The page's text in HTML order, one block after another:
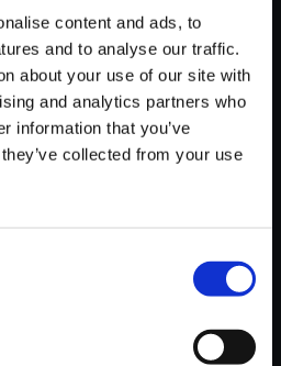
content and ads, to
and to analyse our traffic.
about your use of our site with
and analytics partners who
information that you’ve
collected from your use
曲】バイオハザード7 レジ
ト イービル オリジナル・サ
ドトラック White Room